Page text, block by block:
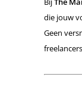
die jouw
Geen